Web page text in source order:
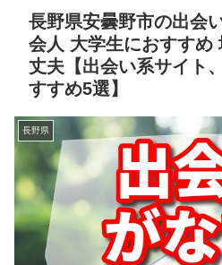
長野県安曇野市の出会
会人 大学生におすすめ
丈夫【出会い系サイト
すすめ5選】
長野県